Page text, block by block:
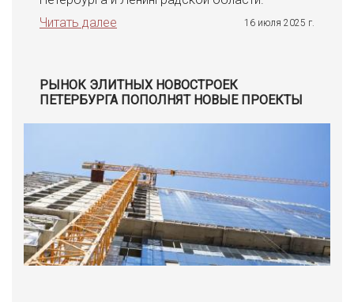
Читать далее
16 июля 2025 г.
РЫНОК ЭЛИТНЫХ НОВОСТРОЕК
ПЕТЕРБУРГА ПОПОЛНЯТ НОВЫЕ ПРОЕКТЫ